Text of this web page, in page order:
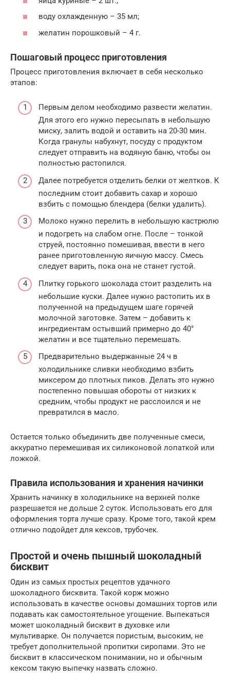
воду охлажденную – 35 мл;
желатин порошковый – 4 г.
Пошаговый процесс приготовления
Процесс приготовления включает в себя несколько
этапов:
Первым делом необходимо развести желатин.
Для этого его нужно пересыпать в небольшую
миску, залить водой и оставить на 20-30 мин.
Когда гранулы набухнут, посуду с продуктом
следует отправить на водяную баню, чтобы он
полностью растопился.
Далее потребуется отделить белки от желтков. К
последним стоит добавить сахар и хорошо
взбить с помощью блендера (белки удалить).
Молоко нужно перелить в небольшую кастрюлю
и подогреть на слабом огне. После – тонкой
струей, постоянно помешивая, ввести в него
ранее приготовленную яичную массу. Смесь
следует варить, пока она не станет густой.
Плитку горького шоколада стоит разделить на
небольшие куски. Далее нужно растопить их в
полученной на предыдущем шаге горячей
молочной заготовке. Затем – добавить к
ингредиентам остывший примерно до 40°
желатин и все тщательно перемешать.
Предварительно выдержанные 24 ч в
холодильнике сливки необходимо взбить
миксером до плотных пиков. Делать это нужно
постепенно повышая обороты от низких к
средним, чтобы продукт не расслоился и не
превратился в масло.
Остается только объединить две полученные смеси,
аккуратно перемешивая их силиконовой лопаткой или
ложкой.
Правила использования и хранения начинки
Хранить начинку в холодильнике на верхней полке
разрешается не дольше 2 суток. Использовать его для
оформления торта лучше сразу. Кроме того, такой крем
отлично подойдет для кексов, трубочек.
Простой и очень пышный шоколадный
бисквит
Один из самых простых рецептов удачного
шоколадного бисквита. Такой корж можно
использовать в качестве основы домашних тортов или
подавать как самостоятельное угощение. Выпекаться
может шоколадный бисквит в духовке или
мультиварке. Он получается пористым, высоким, не
требует дополнительной пропитки сиропами. Это не
бисквит в классическом понимании, но и обычным
кексом такую выпечку назвать сложно.